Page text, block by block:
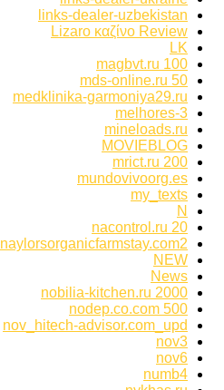
links-dealer-uzbekistan
Lizaro καζίνο Review
LK
magbvt.ru 100
mds-online.ru 50
medklinika-garmoniya29.ru
melhores-3
mineloads.ru
MOVIEBLOG
mrict.ru 200
mundovivoorg.es
my_texts
N
nacontrol.ru 20
naylorsorganicfarmstay.com2
NEW
News
nobilia-kitchen.ru 2000
nodep.co.com 500
nov_hitech-advisor.com_upd
nov3
nov6
numb4